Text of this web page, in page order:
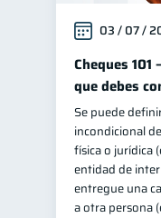
03 / 07 /
Cheques
que debes
Se puede
incondicional
física o jurídica
entidad de
entregue una
a otra persona